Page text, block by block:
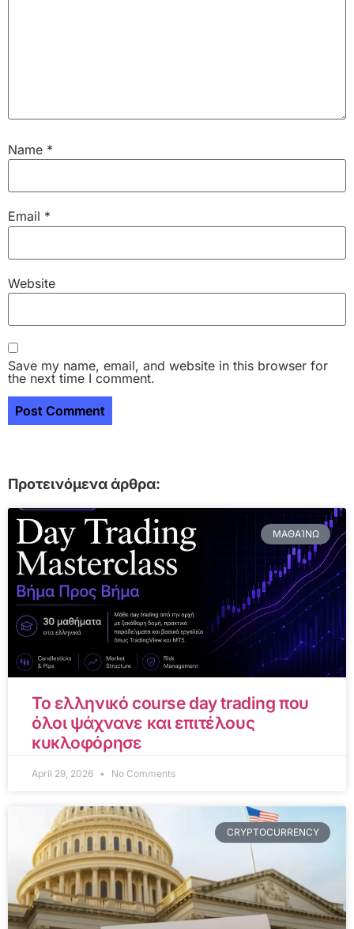
Name *
Email *
Website
Save my name, email, and website in this browser for
the next time I comment.
Προτεινόμενα άρθρα:
ΜΑΘΑΊΝΩ
Το ελληνικό course day trading που
όλοι ψάχνανε και επιτέλους
κυκλοφόρησε
April 29, 2026 No Comments
CRYPTOCURRENCY